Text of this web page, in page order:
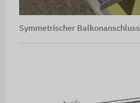
Symmetrischer Balkonanschluss